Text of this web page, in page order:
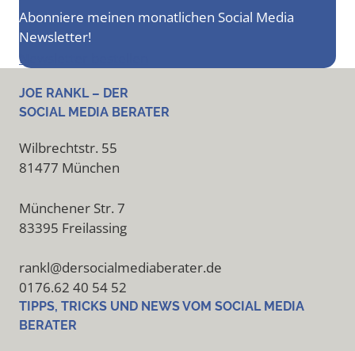
Abonniere meinen monatlichen Social Media
Newsletter!
Newsletter bestellen
JOE RANKL – DER
SOCIAL MEDIA BERATER
Wilbrechtstr. 55
81477 München
Münchener Str. 7
83395 Freilassing
rankl@dersocialmediaberater.de
0176.62 40 54 52
TIPPS, TRICKS UND NEWS VOM SOCIAL MEDIA
BERATER